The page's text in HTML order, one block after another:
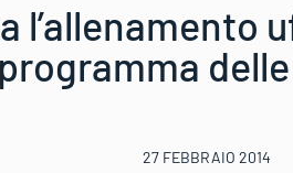
l’allenamento
27 FEBBRAIO 2014